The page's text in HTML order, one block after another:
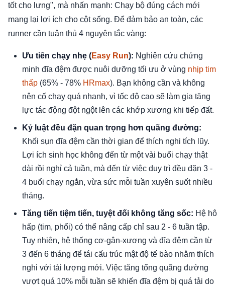
tốt cho lưng", mà nhấn mạnh: Chạy bộ đúng cách mới
mang lại lợi ích cho cột sống. Để đảm bảo an toàn, các
runner cần tuân thủ 4 nguyên tắc vàng:
Ưu tiên chạy nhẹ (Easy Run): Nghiên cứu chứng
minh đĩa đệm được nuôi dưỡng tối ưu ở vùng nhịp tim
thấp (65% - 78% HRmax). Bạn không cần và không
nên cố chạy quá nhanh, vì tốc độ cao sẽ làm gia tăng
lực tác động đột ngột lên các khớp xương khi tiếp đất.
Kỷ luật đều đặn quan trọng hơn quãng đường:
Khối sụn đĩa đệm cần thời gian để thích nghi tích lũy.
Lợi ích sinh học không đến từ một vài buổi chạy thật
dài rồi nghỉ cả tuần, mà đến từ việc duy trì đều đặn 3 -
4 buổi chạy ngắn, vừa sức mỗi tuần xuyên suốt nhiều
tháng.
Tăng tiến tiệm tiến, tuyệt đối không tăng sốc: Hệ hô
hấp (tim, phổi) có thể nâng cấp chỉ sau 2 - 6 tuần tập.
Tuy nhiên, hệ thống cơ-gân-xương và đĩa đệm cần từ
3 đến 6 tháng để tái cấu trúc mật độ tế bào nhằm thích
nghi với tải lượng mới. Việc tăng tổng quãng đường
vượt quá 10% mỗi tuần sẽ khiến đĩa đệm bị quá tải do